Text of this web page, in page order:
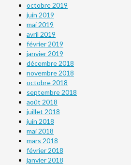
octobre 2019
juin 2019
mai 2019
avril 2019
février 2019
janvier 2019
décembre 2018
novembre 2018
octobre 2018
septembre 2018
août 2018
juillet 2018
juin 2018
mai 2018
mars 2018
février 2018
janvier 2018